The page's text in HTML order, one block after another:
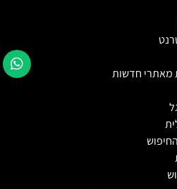
מאתרי חדשות